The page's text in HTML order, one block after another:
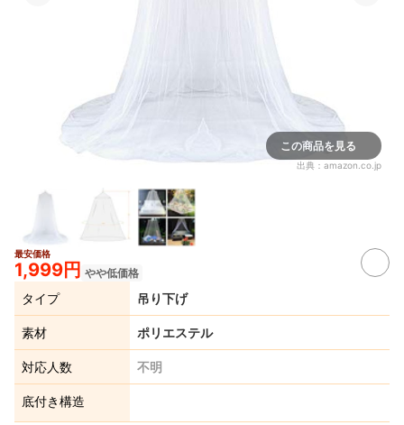
この商品を見る
出典： amazon.co.jp
最安価格
1,999円 やや低価格
タイプ 吊り下げ
素材 ポリエステル
対応人数 不明
底付き構造